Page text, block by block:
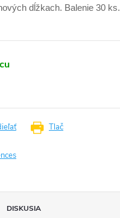
dĺžkach. Balenie 30 ks.
Tlač
DISKUSIA